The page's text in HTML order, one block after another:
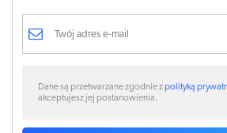
Dane są przetwarzane zgodnie zpolityką
akceptujesz jej postanowienia.